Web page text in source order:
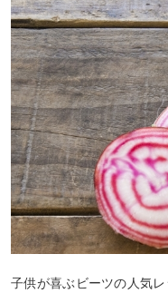
子供が喜ぶビーツの人気